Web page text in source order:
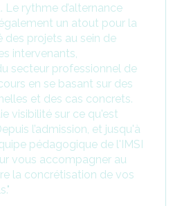
rythme d’alternance
un atout pour la
projets au sein de
intervenants,
secteur professionnel de
en se basant sur des
et des cas concrets.
visibilité sur ce qu'est
l’admission, et jusqu'à
pédagogique de l'IMSI
vous accompagner au
la concrétisation de vos